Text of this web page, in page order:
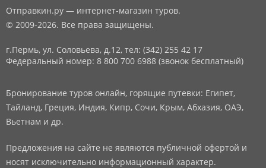
Отправкин.ру — интернет-магазин туров.
© 2009-2026. Все права защищены.
г.Пермь, ул. Соловьева, д.12, тел: (342) 255 42 17
Федеральный номер: 8 800 700 6988 (звонок бесплатный)
Бронирование туров онлайн, горящие путевки: Египет,
Тайланд, Греция, Индия, Кипр, Сочи, Крым, Абхазия, ОАЭ,
Вьетнам и др.
Предложения на сайте не являются публичной офертой и
носят исключительно информационный характер.